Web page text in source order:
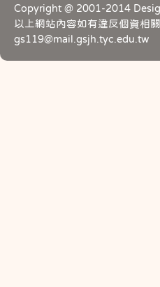
Copyright @ 2001-2014
以上網站內容如有違反個資相
gs119@mail.gsjh.tyc.edu.tw